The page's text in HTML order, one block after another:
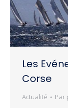
Les
Corse
Actualité Par